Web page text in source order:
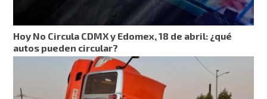
Hoy No Circula CDMX y Edomex, 18 de abril: ¿qué
autos pueden circular?